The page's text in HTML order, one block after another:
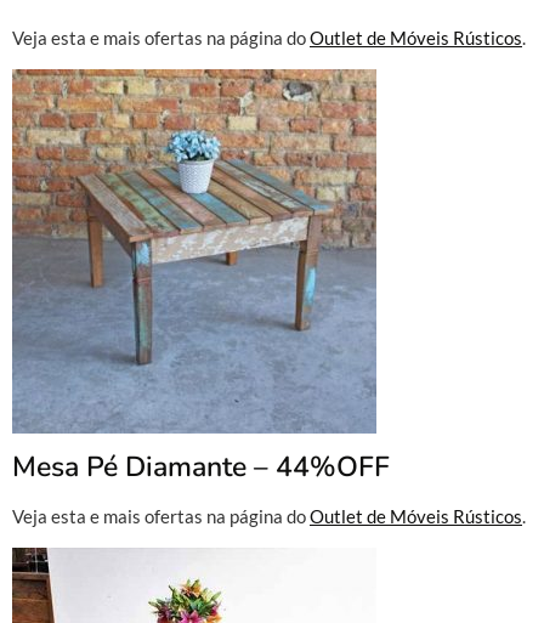
Veja esta e mais ofertas na página doOutlet de Móveis Rústicos.
Mesa Pé Diamante – 44%OFF
Veja esta e mais ofertas na página doOutlet de Móveis Rústicos.